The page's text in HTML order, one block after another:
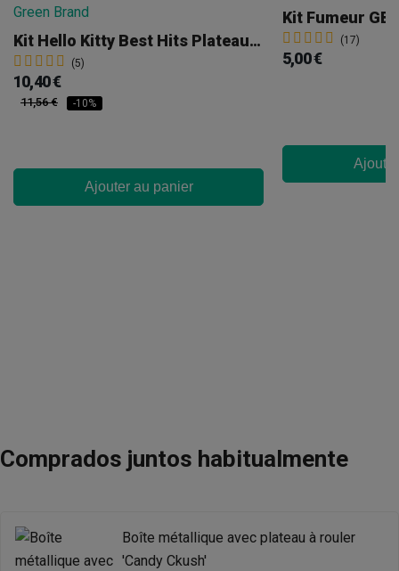
Kit Hello Kitty Best Hits Plateau À Rouler Moyen + Cendrier
(5)
10,40 €
11,56 € -10%
Ajouter au panier
Kit Fumeur GB
(17)
5,00 €
Comprados juntos habitualmente
Boîte métallique avec plateau à rouler
'Candy Ckush'